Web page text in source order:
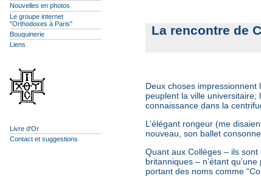
Nouvelles en photos
Le groupe internet
"Orthodoxes à Paris"
Bouquinerie
Liens
Livre d'Or
Contact et suggestions
La rencontre de
Deux choses
peuplent la ville universitaire;
connaissance dans la
L’élégant rongeur (me
nouveau, son ballet
Quant aux Collèges – ils
britanniques – n’étant
portant des noms comme